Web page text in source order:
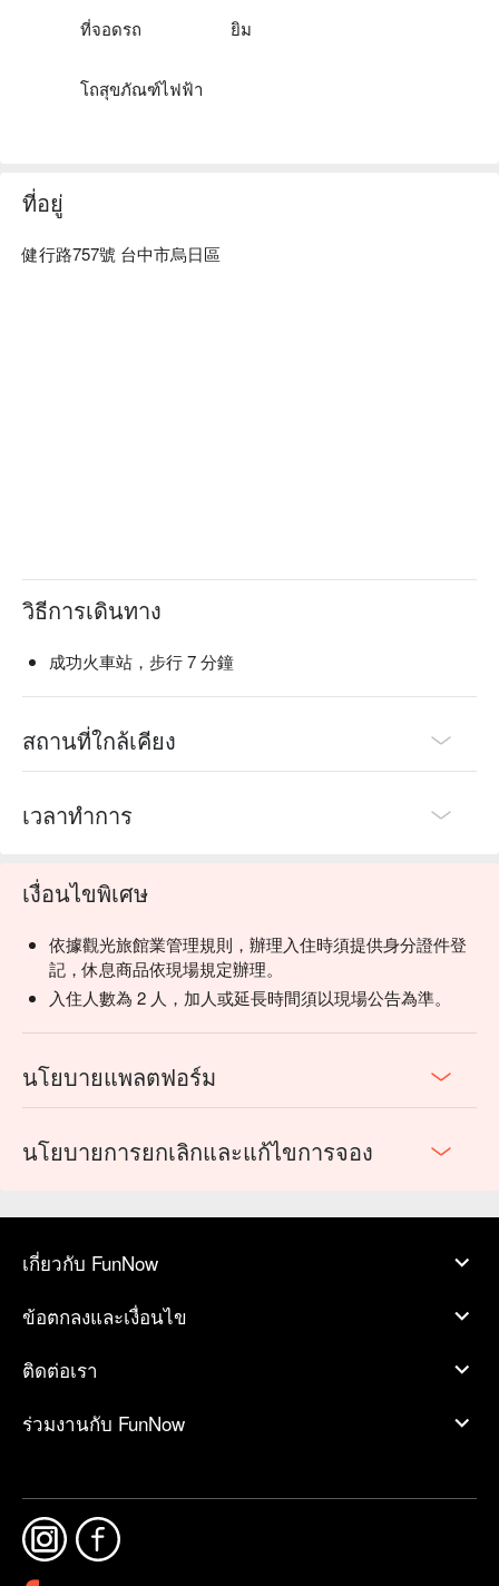
烏日璞旅優惠、烏日璞旅住宿方案、烏日璞旅休息方案立刻查
ที่จอดรถ ยิม
โถสุขภัณฑ์ไฟฟ้า
ที่อยู่
健行路757號 台中市烏日區
วิธีการเดินทาง
成功火車站，步行 7 分鐘
สถานที่ใกล้เคียง
เวลาทำการ
เงื่อนไขพิเศษ
依據觀光旅館業管理規則，辦理入住時須提供身分證件登
記，休息商品依現場規定辦理。
入住人數為 2 人，加人或延長時間須以現場公告為準。
นโยบายแพลตฟอร์ม
นโยบายการยกเลิกและแก้ไขการจอง
เกี่ยวกับ FunNow
ข้อตกลงและเงื่อนไข
ติดต่อเรา
ร่วมงานกับ FunNow